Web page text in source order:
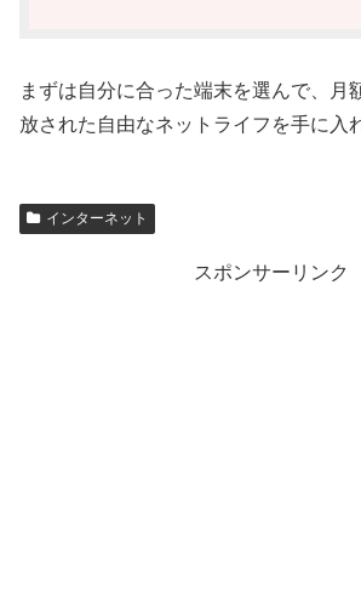
まずは自分に合った端末を選んで、月
放された自由なネットライフを手に入
インターネット
スポンサーリンク